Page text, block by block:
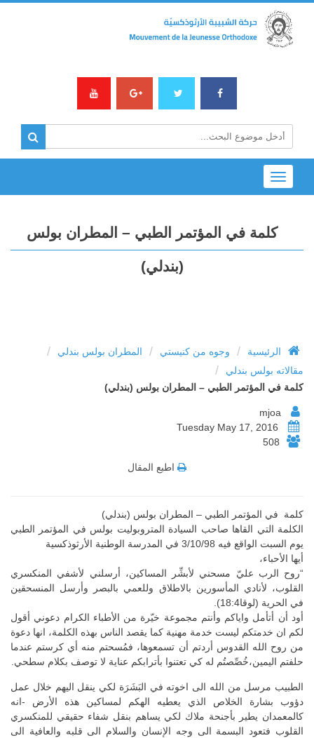
Toggle
navigation
كلمة في المؤتمر الطبي – المطران بولس
(بندلي)
الرئيسية / وجوه من كنيستي / المطران بولس بندلي /
مقالاته بولس بندلي /
كلمة في المؤتمر الطبي – المطران بولس (بندلي)
508
اطبع المقال
كلمة في المؤتمر الطبي – المطران بولس (بندلي)
الكلمة التي القاها صاحب السيادة المتروبوليت بولس في المؤتمر الطبي
يوم السبت الواقع فيه 3/10/98 في المدرسة الوطنية الأرثوذكسية
أيها الأحباء،
“روح الرب عليّ مسحني لأبشِّر المساكين، أرسلني لأشفي المنكسري
القلوب، لأنادي المأسورين بالاطلاق وللعمي بالبصر وأرسل المنسحقين
في الحرية (لوقا18:4).
أود أن أتأمل واياكم وأنتم مجموعة خيّرة من الأطباء الكرام دعوني أقول
لكم ان خدمتكم ليست خدمة مهنية كما يقصد الناس بهذه الكلمة، انها دعوة
من روح الله القدوس أردتم أن تسمعوها، فمُسحتم منه أي كرستم عندما
حلفتم اليمين،خُصِّصتُم له كي تعتنوا بأترابكم عناية لا توصف بكلام سطحي.
الطبيب مرسل من الله الى اخوته في البَشَرَة لكي ينقل اليهم خلال عمل
دؤوب بشارة الخلاص الذي يعطيه الهكم لمساكين هذه الأرض -انه
كالمعمدان يطير بأجنحة ملاك لكي يساهم بنقل شفاء حقيقي للمنكسري
القلوب فتعود البسمة الى وجه الإنسان والسلام الى قلبه والعافية الى